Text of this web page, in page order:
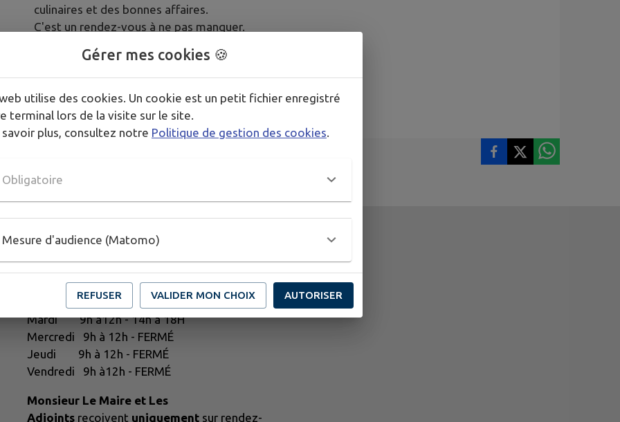
culinaires et des bonnes affaires.
C'est un rendez-vous à ne pas manquer.
Horaires d'ouverture
Lundi 9h à12h - FERMÉ
Mardi 9h à12h - 14h à 18H
Mercredi 9h à 12h - FERMÉ
Jeudi 9h à 12h - FERMÉ
Vendredi 9h à12h - FERMÉ
Monsieur Le Maire et Les
Adjoints reçoivent uniquement sur rendez-
Gérer mes cookies 🍪
utilise des cookies. Un cookie est un petit fichier enregistré
terminal lors de la visite sur le site.
savoir plus, consultez notre Politique de gestion des cookies
Obligatoire
Mesure d'audience (Matomo)
REFUSER VALIDER MON CHOIX AUTORISER